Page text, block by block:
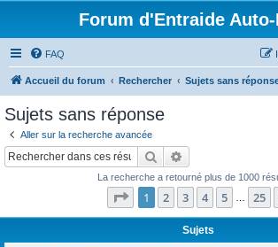
Forum d'Entraide
FAQ
Accueil du forum Rechercher Sujets sans
Sujets sans réponse
Aller sur la recherche avancée
Rechercher
La recherche a retourné plus de 1000
Page 1sur25
1 2 3 4 5 25
Sujets